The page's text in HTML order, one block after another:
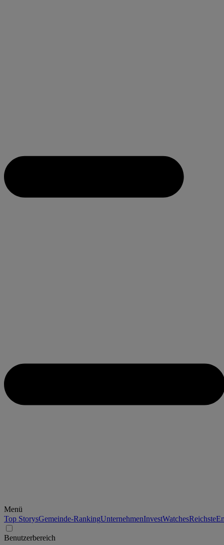
Menü
Top StorysGemeinde-RankingUnternehmenInvestWatchesReichste
Benutzerbereich